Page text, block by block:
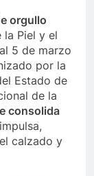
orgullo
la Piel y el
5 de marzo
por la
Estado de
de la
consolida
calzado y